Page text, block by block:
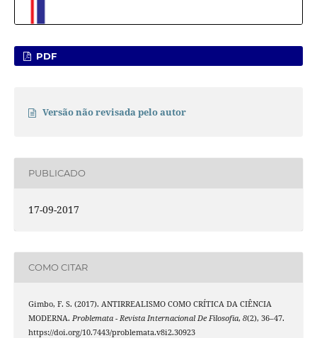
PDF
Versão não revisada pelo autor
PUBLICADO
17-09-2017
COMO CITAR
Gimbo, F. S. (2017). ANTIRREALISMO COMO CRÍTICA DA CIÊNCIA
MODERNA. Problemata - Revista Internacional De Filosofia, 8(2), 36–47.
https://doi.org/10.7443/problemata.v8i2.30923